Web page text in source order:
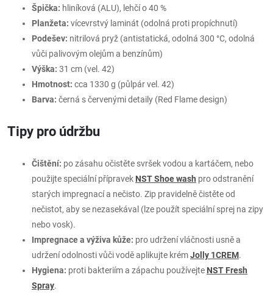
Špička: hliníková (ALU), lehčí o 40 %
Planžeta: vícevrstvý laminát (odolná proti propíchnutí)
Podešev: nitrilová pryž (antistatická, odolná 300 °C, odolná
vůči palivovým olejům a benzínům)
Výška: 31 cm (vel. 42)
Hmotnost: cca 1330 g (půlpár vel. 42)
Barva: černá s červenými detaily (Red Flame design)
Tipy pro údržbu
Čištění: po zásahu očistěte svršek vodou a kartáčem, nebo
použijte speciální přípravek NST Shoe wash pro odstranění
starých impregnací a nečisto. Zip pravidelně čistěte od
nečistot, aby se nezasekával (lze použít speciální sprej na zipy
nebo vosk).
Impregnace a výživa kůže: pro udržení vláčnosti usně a
udržení odolnosti vůči vodě aplikujte krémJolly 1CREM.
Hygiena: proti bakteriím a zápachu používejte NST Fresh
Spray.